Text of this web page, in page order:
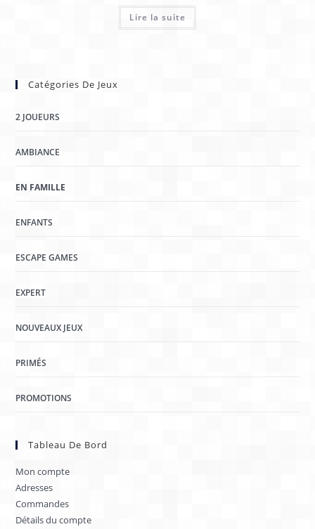
Lire la suite
Catégories De Jeux
2 JOUEURS
AMBIANCE
EN FAMILLE
ENFANTS
ESCAPE GAMES
EXPERT
NOUVEAUX JEUX
PRIMÉS
PROMOTIONS
Tableau De Bord
Mon compte
Adresses
Commandes
Détails du compte